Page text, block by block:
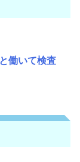
働いて検査